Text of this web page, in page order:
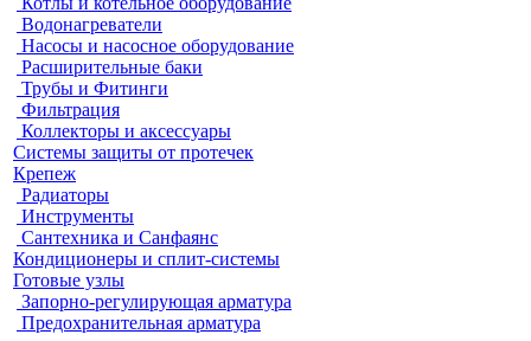
Водонагреватели
Насосы и насосное оборудование
Расширительные баки
Трубы и Фитинги
Фильтрация
Коллекторы и аксессуары
Системы защиты от протечек
Крепеж
Радиаторы
Инструменты
Сантехника и Санфаянс
Кондиционеры и сплит-системы
Готовые узлы
Запорно-регулирующая арматура
Предохранительная арматура